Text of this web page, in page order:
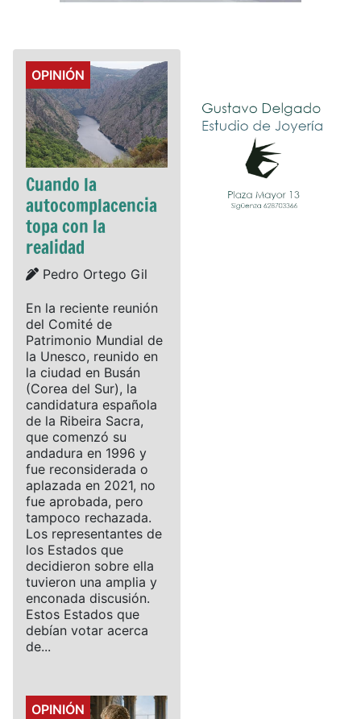
Details
OPINIÓN
Cuando la
autocomplacencia
topa con la
realidad
Details
Pedro Ortego Gil
En la reciente reunión
del Comité de
Patrimonio Mundial de
la Unesco, reunido en
la ciudad en Busán
(Corea del Sur), la
candidatura española
de la Ribeira Sacra,
que comenzó su
andadura en 1996 y
fue reconsiderada o
aplazada en 2021, no
fue aprobada, pero
tampoco rechazada.
Los representantes de
los Estados que
decidieron sobre ella
tuvieron una amplia y
enconada discusión.
Estos Estados que
debían votar acerca
de...
Details
OPINIÓN